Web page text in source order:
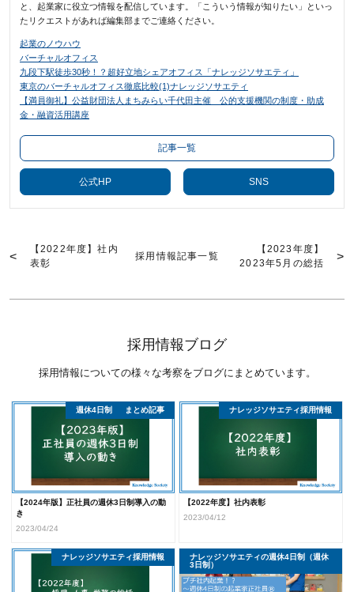
と、起業家に役立つ情報を配信しています。「こういう情報が知りたい」といっ
たリクエストがあれば編集部までご連絡ください。
起業のノウハウ
バーチャルオフィス
九段下駅徒歩30秒！？超好立地シェアオフィス「ナレッジソサエティ」
東京のバーチャルオフィス徹底比較(1)ナレッジソサエティ
【満員御礼】公益財団法人まちみらい千代田主催 公的支援機関の制度・助成
金・融資活用講座
記事一覧
公式HP SNS
【2022年度】社内
表彰
採用情報記事一覧
【2023年度】
2023年5月の総括
採用情報ブログ
採用情報についての様々な考察をブログにまとめています。
【2024年版】正社員の週休3日制導入の動
き
2023/04/24
週休4日制（週休3日制）
まとめ記事
【2022年度】社内表彰
2023/04/12
採用・人事・労務の総括
ナレッジソサエティ採用情報
採用・人事・労務の総括
ナレッジソサエティ採用情報
ナレッジソサエティの週休4日制（週休
3日制）